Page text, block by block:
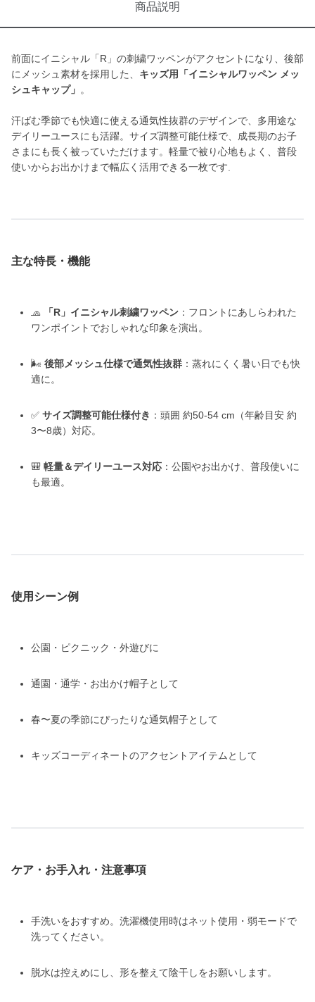
商品説明
前面にイニシャル「R」の刺繍ワッペンがアクセントになり、後部
にメッシュ素材を採用した、 キッズ用「イニシャルワッペン メッ
シュキャップ」 。
汗ばむ季節でも快適に使える通気性抜群のデザインで、多用途な
デイリーユースにも活躍。サイズ調整可能仕様で、成長期のお子
さまにも長く被っていただけます。軽量で被り心地もよく、普段
使いからお出かけまで幅広く活用できる一枚です.
主な特長・機能
🧢 「R」イニシャル刺繍ワッペン ：フロントにあしらわれた
ワンポイントでおしゃれな印象を演出。
🌬️ 後部メッシュ仕様で通気性抜群 ：蒸れにくく暑い日でも快
適に。
✅ サイズ調整可能仕様付き ：頭囲 約50-54 cm（年齢目安 約
3〜8歳）対応。
🎒 軽量＆デイリーユース対応 ：公園やお出かけ、普段使いに
も最適。
使用シーン例
公園・ピクニック・外遊びに
通園・通学・お出かけ帽子として
春〜夏の季節にぴったりな通気帽子として
キッズコーディネートのアクセントアイテムとして
ケア・お手入れ・注意事項
手洗いをおすすめ。洗濯機使用時はネット使用・弱モードで
洗ってください。
脱水は控えめにし、形を整えて陰干しをお願いします。